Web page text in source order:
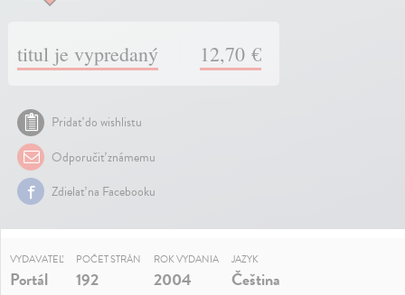
titul je vypredaný 12,70 €
Pridať do wishlistu
Odporučiť známemu
Zdielať na Facebooku
VYDAVATEĽ
Portál
POČET STRÁN
192
ROK VYDANIA
2004
JAZYK
Čeština